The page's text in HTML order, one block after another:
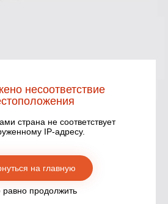
несоответствие
страна не соответствует
IP-адресу.
на главную
равно продолжить